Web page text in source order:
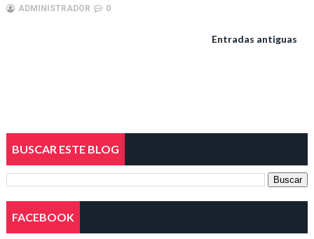
ADMINISTRADOR 0
Entradas antiguas
BUSCAR ESTE BLOG
FACEBOOK